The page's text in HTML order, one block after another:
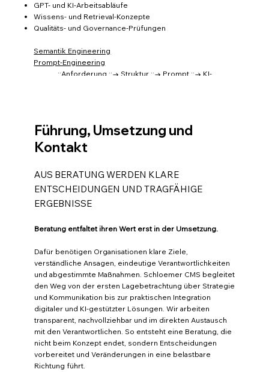
GPT- und KI-Arbeitsabläufe
Wissens- und Retrieval-Konzepte
Qualitäts- und Governance-Prüfungen
Semantik Engineering
Prompt-Engineering
::Anforderung ::→ Struktur ::→ Prompt ::→ KI-
Führung, Umsetzung und
Kontakt
AUS BERATUNG WERDEN KLARE
ENTSCHEIDUNGEN UND TRAGFÄHIGE
ERGEBNISSE
Beratung entfaltet ihren Wert erst in der Umsetzung.
Dafür benötigen Organisationen klare Ziele,
verständliche Ansagen, eindeutige Verantwortlichkeiten
und abgestimmte Maßnahmen. Schloemer CMS begleitet
den Weg von der ersten Lagebetrachtung über Strategie
und Kommunikation bis zur praktischen Integration
digitaler und KI-gestützter Lösungen. Wir arbeiten
transparent, nachvollziehbar und im direkten Austausch
mit den Verantwortlichen. So entsteht eine Beratung, die
nicht beim Konzept endet, sondern Entscheidungen
vorbereitet und Veränderungen in eine belastbare
Richtung führt.